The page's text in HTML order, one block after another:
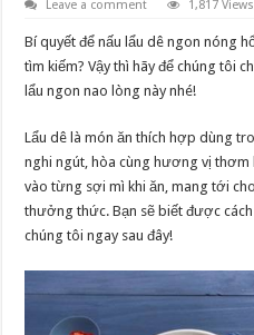
Leave a comment
1,817 Views
Bí quyết để nấu lẩu dê ngon nóng
tìm kiếm? Vậy thì hãy để chúng tôi
lẩu ngon nao lòng này nhé!
Lẩu dê là món ăn thích hợp dùng
nghi ngút, hòa cùng hương vị
vào từng sợi mì khi ăn, mang tới
thưởng thức. Bạn sẽ biết được
chúng tôi ngay sau đây!